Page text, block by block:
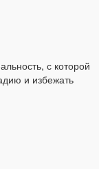
с которой
и избежать